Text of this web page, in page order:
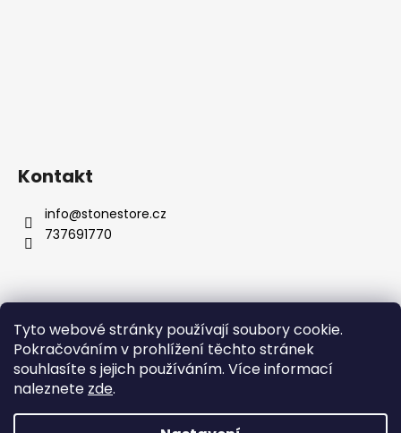
Tyto webové stránky používají soubory cookie.
Pokračováním v prohlížení těchto stránek
souhlasíte s jejich používáním. Více informací
naleznete zde.
Kontakt
info@stonestore.cz
737691770
Obchodní podmínky Podmínky ochrany osobních údajů
Velkoobchod
Kontakty